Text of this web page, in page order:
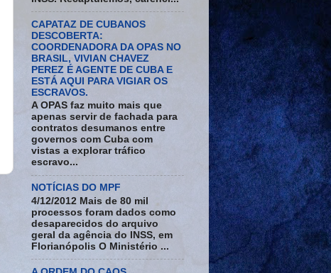
CAPATAZ DE CUBANOS
DESCOBERTA:
COORDENADORA DA OPAS NO
BRASIL, VIVIAN CHAVEZ
PEREZ É AGENTE DE CUBA E
ESTÁ AQUI PARA VIGIAR OS
ESCRAVOS.
A OPAS faz muito mais que
apenas servir de fachada para
contratos desumanos entre
governos com Cuba com
vistas a explorar tráfico
escravo...
NOTÍCIAS DO MPF
4/12/2012 Mais de 80 mil
processos foram dados como
desaparecidos do arquivo
geral da agência do INSS, em
Florianópolis O Ministério ...